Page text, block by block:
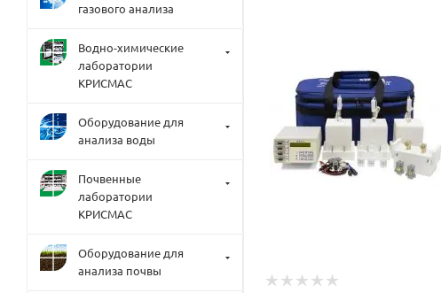
газового анализа
Водно-химические
лаборатории
КРИСМАС
Оборудование для
анализа воды
Почвенные
лаборатории
КРИСМАС
Оборудование для
анализа почвы